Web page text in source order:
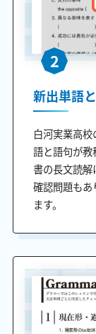
2
新出単語
白河実業高
語と語句が教
書の長文読解
確認問題も
ます。